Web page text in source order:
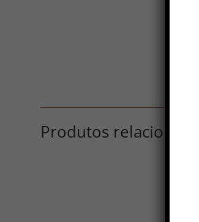
Produtos relacionados